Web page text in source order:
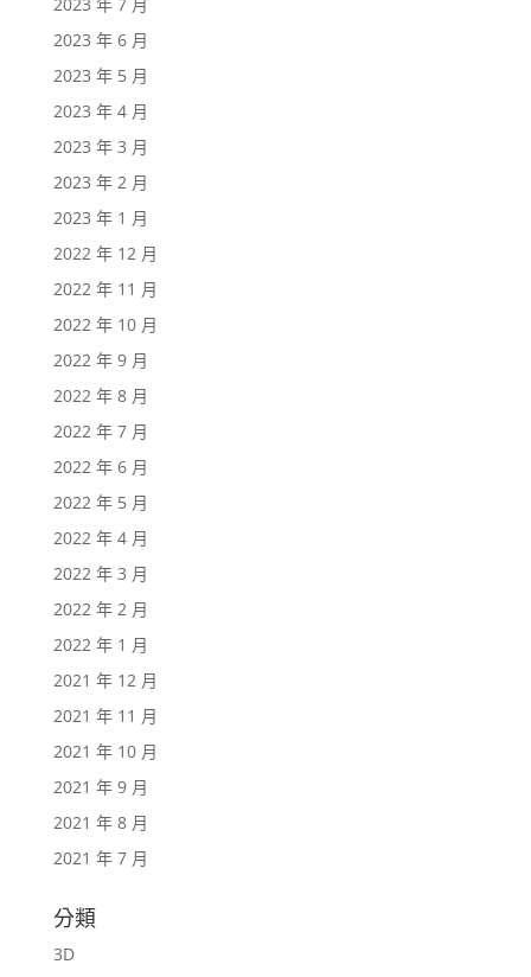
2023 年 7 月
2023 年 6 月
2023 年 5 月
2023 年 4 月
2023 年 3 月
2023 年 2 月
2023 年 1 月
2022 年 12 月
2022 年 11 月
2022 年 10 月
2022 年 9 月
2022 年 8 月
2022 年 7 月
2022 年 6 月
2022 年 5 月
2022 年 4 月
2022 年 3 月
2022 年 2 月
2022 年 1 月
2021 年 12 月
2021 年 11 月
2021 年 10 月
2021 年 9 月
2021 年 8 月
2021 年 7 月
分類
3D